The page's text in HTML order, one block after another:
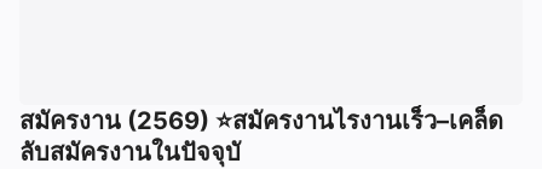
สมัครงาน (2569) ⭐สมัครงานไรงานเร็ว–เคล็ด
ลับสมัครงานในปัจจุบั